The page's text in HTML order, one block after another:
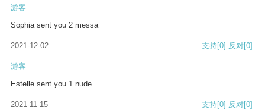
游客
Sophia sent you 2 messa
2021-12-02 支持[0] 反对[0]
游客
Estelle sent you 1 nude
2021-11-15 支持[0] 反对[0]